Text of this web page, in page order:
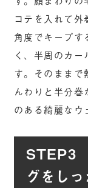
コテを入れて
角度でキープす
く、半周のカ
す。そのままで
んわりと半分巻
のある綺麗なウ
STEP3
グをし